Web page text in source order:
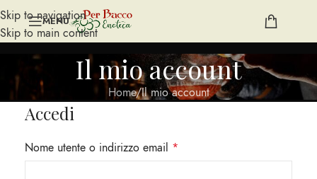
Skip to navigation
Skip to main content
MENU
Il mio account
Home Il mio account
Accedi
Nome utente o indirizzo email *